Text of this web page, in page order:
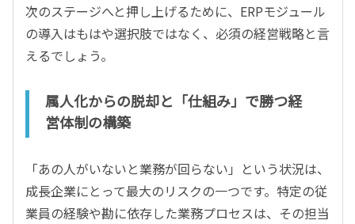
次のステージへと押し上げるために、ERPモジュール
の導入はもはや選択肢ではなく、必須の経営戦略と言
えるでしょう。
属人化からの脱却と「仕組み」で勝つ経
営体制の構築
「あの人がいないと業務が回らない」という状況は、
成長企業にとって最大のリスクの一つです。特定の従
業員の経験や勘に依存した業務プロセスは、その担当